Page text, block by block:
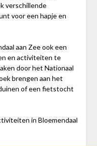
verschillende
voor een hapje en
aan Zee ook een
en activiteiten te
door het Nationaal
brengen aan het
of een fietstocht
in Bloemendaal